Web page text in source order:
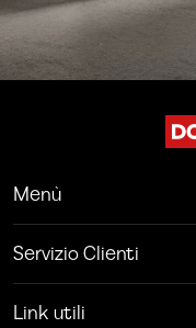
Menù
Servizio Clienti
Link utili